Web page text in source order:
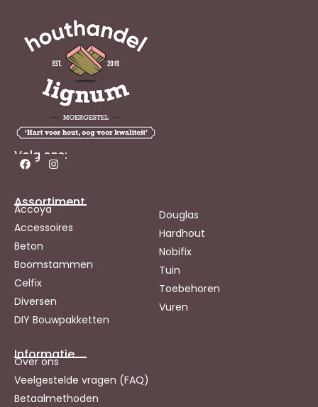
Volg ons:
Assortiment
Accoya
Accessoires
Beton
Boomstammen
Celfix
Diversen
DIY Bouwpakketten
Douglas
Hardhout
Nobifix
Tuin
Toebehoren
Vuren
Informatie
Over ons
Veelgestelde vragen (FAQ)
Betaalmethoden